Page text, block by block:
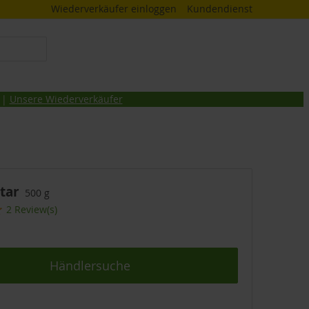
Wiederverkäufer einloggen Kundendienst
Unsere Wiederverkäufer
500 g
2 Review(s)
Händlersuche